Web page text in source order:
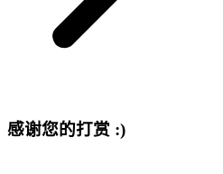
感谢您的打赏 :)